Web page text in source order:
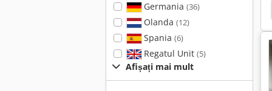
Germania (36)
Olanda (12)
Spania (6)
Regatul Unit (5)
Afișați mai mult
Chevalier Fvl-1250Vtc+C Johnford Sv-48